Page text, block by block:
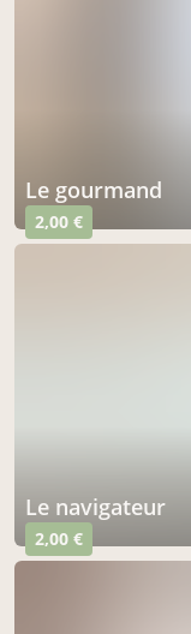
le gourmand
2,00 €
le navigateur
2,00 €